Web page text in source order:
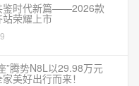
鉴时代新篇——2026款
荣耀上市
”腾势N8L以29.98万元
美好出行而来！